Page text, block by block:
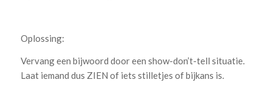
Oplossing:
Vervang een bijwoord door een show-don’t-tell situatie.
Laat iemand dus ZIEN of iets stilletjes of bijkans is.